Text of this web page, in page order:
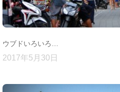
ウブドいろいろ…
2017年5月30日